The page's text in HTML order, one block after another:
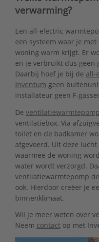
verwarming?
Een all-electric
een systeem waar je
woning warm krijgt. Er
en je verbruikt dus geen
Daarbij hoef je bij de all-
Inventum geen
installateur geen F-
De ventilatiewarmtepomp
ventilatiebox. Via
toilet en de badkamer
afgevoerd. Uit deze
waarmee de woning
water wordt verzorgd.
ventilatiewarmtepomp
ook. Hierdoor creëer je
binnenklimaat.
Wil je meer weten over
Neem contactop met